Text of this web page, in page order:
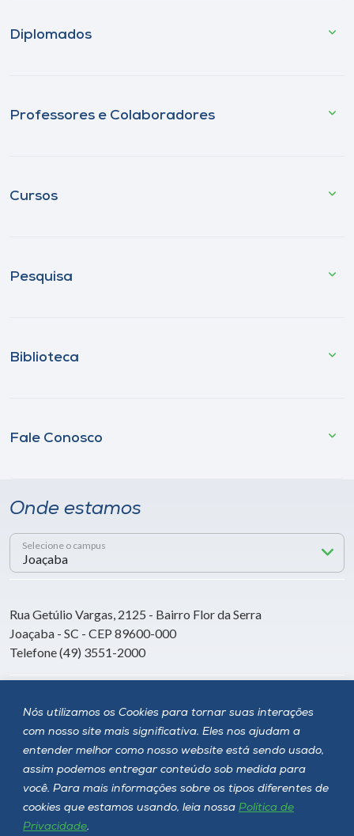
Nós utilizamos os Cookies para tornar suas interações
com nosso site mais significativa. Eles nos ajudam a
entender melhor como nosso website está sendo usado,
assim podemos entregar conteúdo sob medida para
você. Para mais informações sobre os tipos diferentes de
cookies que estamos usando, leia nossa Política de
Privacidade.
Diplomados
Professores e Colaboradores
Cursos
Pesquisa
Biblioteca
Fale Conosco
Onde estamos
Selecione o campus
Rua Getúlio Vargas, 2125 - Bairro Flor da Serra
Joaçaba - SC - CEP 89600-000
Telefone (49) 3551-2000
Siga a Unoesc